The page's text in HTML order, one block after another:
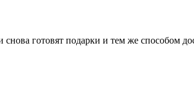
готовят подарки и тем же способом